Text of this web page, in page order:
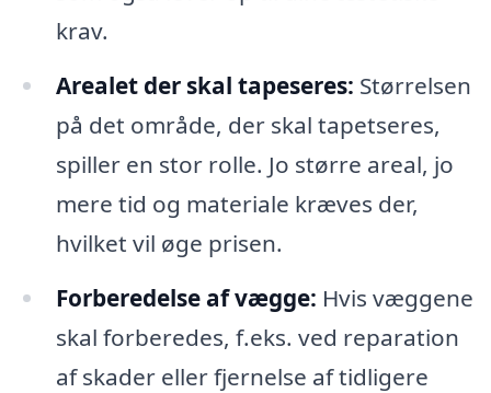
krav.
Arealet der skal tapeseres: Størrelsen
på det område, der skal tapetseres,
spiller en stor rolle. Jo større areal, jo
mere tid og materiale kræves der,
hvilket vil øge prisen.
Forberedelse af vægge: Hvis væggene
skal forberedes, f.eks. ved reparation
af skader eller fjernelse af tidligere